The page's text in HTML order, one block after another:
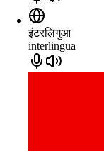
इंटरलिंगुआ
interlingua